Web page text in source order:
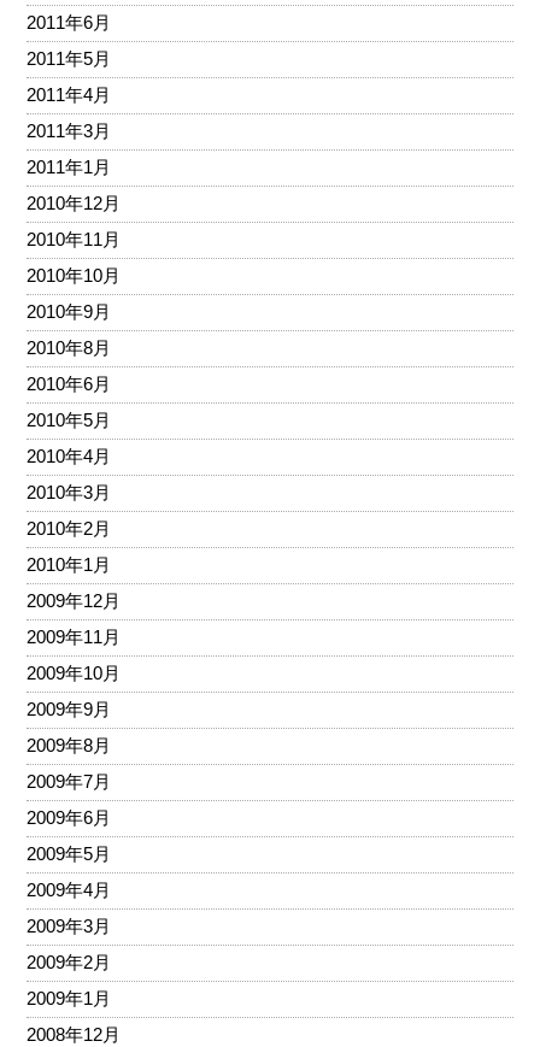
2011年6月
2011年5月
2011年4月
2011年3月
2011年1月
2010年12月
2010年11月
2010年10月
2010年9月
2010年8月
2010年6月
2010年5月
2010年4月
2010年3月
2010年2月
2010年1月
2009年12月
2009年11月
2009年10月
2009年9月
2009年8月
2009年7月
2009年6月
2009年5月
2009年4月
2009年3月
2009年2月
2009年1月
2008年12月